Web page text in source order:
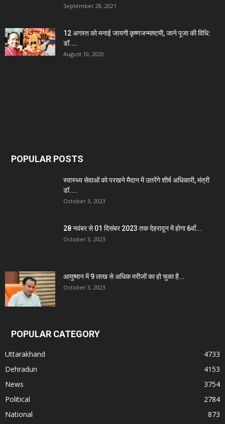
September 28, 2021
12 अगस्त को मनाई जायगी कृष्णजन्माष्टमी, जाने पूजा की विधि:
डॉ....
August 10, 2020
POPULAR POSTS
स्वास्थ्य सेवाओं को परखने मैदान में उतरेंगे शीर्ष अधिकारी, मंत्री
डॉ....
October 3, 2023
28 नवंबर से 01 दिसंबर 2023 तक देहरादून में होगा 6वाँ...
October 3, 2023
आयुष्मान में 9 लाख से अधिक मरीजों का हो चुका है...
October 3, 2023
POPULAR CATEGORY
Uttarakhand
4733
Dehradun
4153
News
3754
Political
2784
National
873